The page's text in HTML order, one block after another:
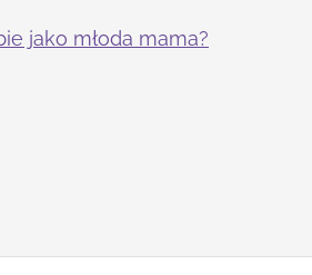
jako młoda mama?